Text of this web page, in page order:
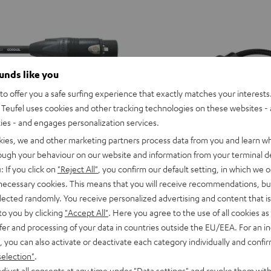
und Mikrofonverbindung
USB-
C
auf
Kopfhöreranschluss
Adapter
USB-C auf Kopfhöreranschluss
USB-C auf Kopfhöreranschluss
Verbinden von Kopfhörern oder
mm-Klinkenstecker an
USB-C-Port
like you
offer you a safe surfing experience that exactly matches your
uses cookies and other tracking technologies on these websites -
- and engages personalization services.
we and other marketing partners process data from you and learn
your behaviour on our website and information from your terminal
If you click on "Reject All" , you confirm our default setting, in which we
cookies. This means that you will receive recommendations,
randomly. You receive personalized advertising and content that
you by clicking "Accept All" . Here you agree to the use of all cookies
and processing of your data in countries outside the EU/EEA. For an
you can also activate or deactivate each category individually and